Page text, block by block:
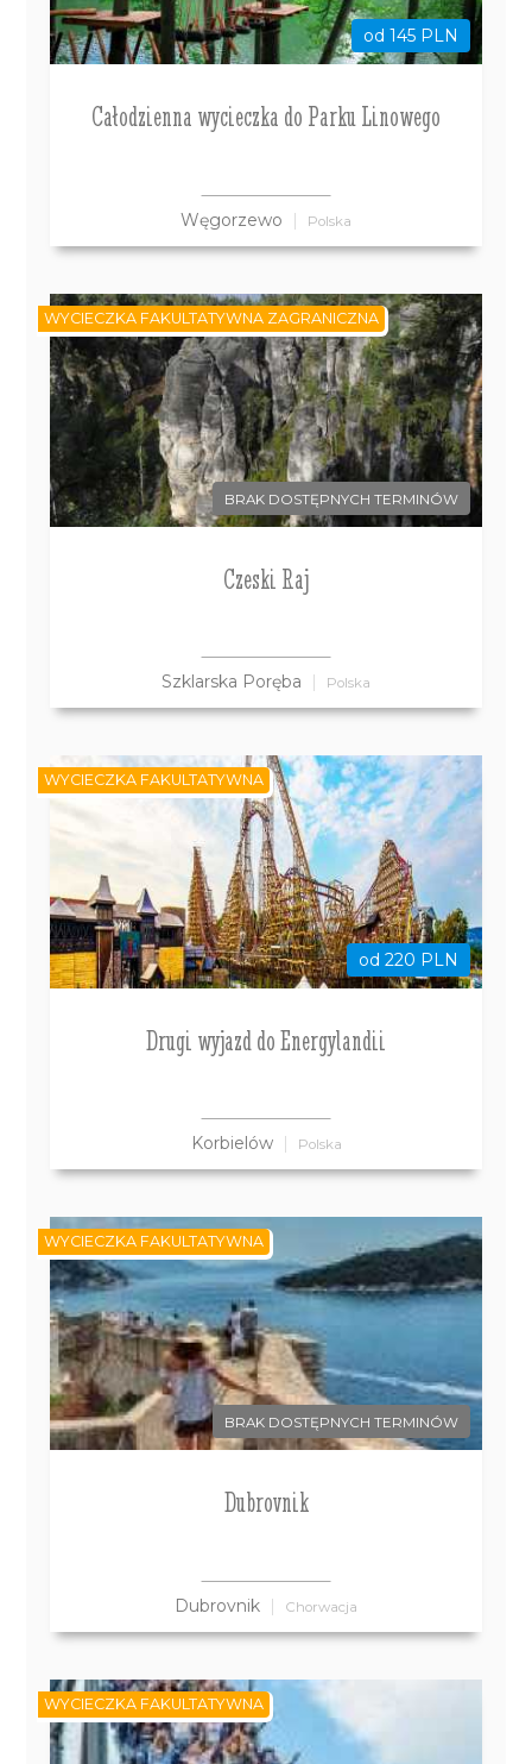
od 145 PLN
Całodzienna wycieczka do Parku Linowego
Węgorzewo Polska
BRAK DOSTĘPNYCH TERMINÓW
Czeski Raj
Szklarska Poręba Polska
WYCIECZKA FAKULTATYWNA ZAGRANICZNA
od 220 PLN
Drugi wyjazd do Energylandii
Korbielów Polska
WYCIECZKA FAKULTATYWNA
BRAK DOSTĘPNYCH TERMINÓW
Dubrovnik
Dubrovnik Chorwacja
WYCIECZKA FAKULTATYWNA
WYCIECZKA FAKULTATYWNA